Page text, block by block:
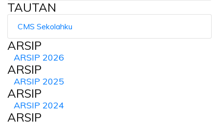
TAUTAN
CMS Sekolahku
ARSIP
ARSIP 2026
ARSIP
ARSIP 2025
ARSIP
ARSIP 2024
ARSIP